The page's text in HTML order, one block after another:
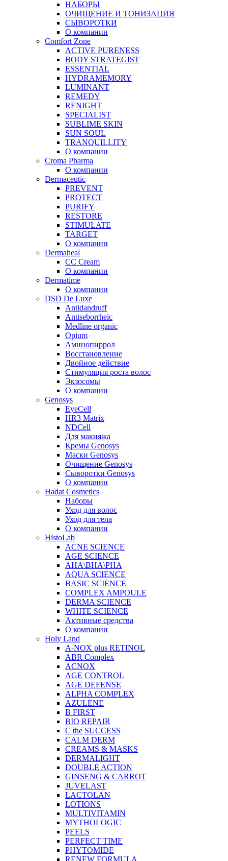
НАБОРЫ
ОЧИЩЕНИЕ И ТОНИЗАЦИЯ
СЫВОРОТКИ
О компании
Comfort Zone
ACTIVE PURENESS
BODY STRATEGIST
ESSENTIAL
HYDRAMEMORY
LUMINANT
REMEDY
RENIGHT
SPECIALIST
SUBLIME SKIN
SUN SOUL
TRANQUILLITY
О компании
Croma Pharma
О компании
Dermaceutic
PREVENT
PROTECT
PURIFY
RESTORE
STIMULATE
TARGET
О компании
Dermaheal
CC Cream
О компании
Dermatime
О компании
DSD De Luxe
Antidandruff
Antiseborrheic
Medline organic
Opium
Аминопиррол
Восстановление
Двойное действие
Стимуляция роста волос
Экзосомы
О компании
Genosys
EyeCell
HR3 Matrix
NDCell
Для макияжа
Кремы Genosys
Маски Genosys
Очищение Genosys
Сыворотки Genosys
О компании
Hadat Cosmetics
Наборы
Уход для волос
Уход для тела
О компании
HistoLab
ACNE SCIENCE
AGE SCIENCE
AHA\BHA\PHA
AQUA SCIENCE
BASIC SCIENCE
COMPLEX AMPOULE
DERMA SCIENCE
WHITE SCIENCE
Активные средства
О компании
Holy Land
A-NOX plus RETINOL
ABR Complex
ACNOX
AGE CONTROL
AGE DEFENSE
ALPHA COMPLEX
AZULENE
B FIRST
BIO REPAIR
C the SUCCESS
CALM DERM
CREAMS & MASKS
DERMALIGHT
DOUBLE ACTION
GINSENG & CARROT
JUVELAST
LACTOLAN
LOTIONS
MULTIVITAMIN
MYTHOLOGIC
PEELS
PERFECT TIME
PHYTOMIDE
RENEW FORMULA